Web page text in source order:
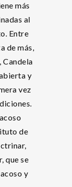
más
al
Entre
de más,
Candela
y
vez
de
que se
y